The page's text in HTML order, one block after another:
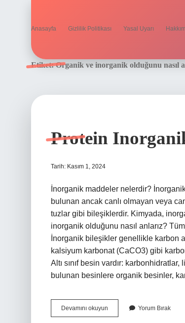
Anasayfa Gizlilik Politikası Yasal Uyarı
Etiket:Organik ve inorganik olduğunu nasıl
Protein
Tarih: Kasım 1, 2024
İnorganik maddeler nelerdir?
bulunan ancak canlı olmayan veya
tuzlar gibi bileşiklerdir. Kimyada,
inorganik olduğunu nasıl anlarız?
İnorganik bileşikler genellikle karbon
kalsiyum karbonat (CaCO3) gibi
Altı sınıf besin vardır:
bulunan besinlere organik besinler,
Devamını okuyun
Inorganik
Yorum Bırak